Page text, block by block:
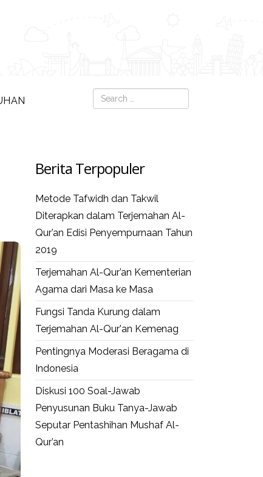
Search
Berita Terpopuler
Metode Tafwidh dan Takwil
Diterapkan dalam Terjemahan Al-
Qur’an Edisi Penyempurnaan Tahun
2019
Terjemahan Al-Qur’an Kementerian
Agama dari Masa ke Masa
Fungsi Tanda Kurung dalam
Terjemahan Al-Qur'an Kemenag
Pentingnya Moderasi Beragama di
Indonesia
Diskusi 100 Soal-Jawab
Penyusunan Buku Tanya-Jawab
Seputar Pentashihan Mushaf Al-
Qur’an